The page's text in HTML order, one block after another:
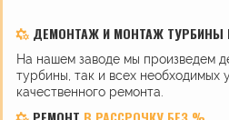
ДЕМОНТАЖ И МОНТАЖ ТУРБИНЫ
На нашем заводе мы произведем
турбины, так и всех необходимых
качественного ремонта.